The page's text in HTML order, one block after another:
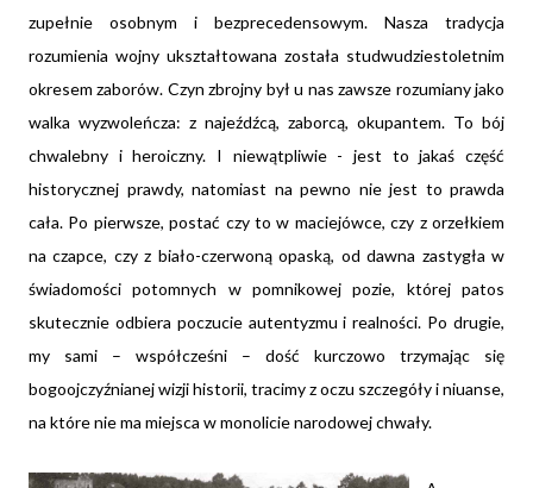
zupełnie osobnym i bezprecedensowym. Nasza tradycja
rozumienia wojny ukształtowana została studwudziestoletnim
okresem zaborów. Czyn zbrojny był u nas zawsze rozumiany jako
walka wyzwoleńcza: z najeźdźcą, zaborcą, okupantem. To bój
chwalebny i heroiczny. I niewątpliwie - jest to jakaś część
historycznej prawdy, natomiast na pewno nie jest to prawda
cała. Po pierwsze, postać czy to w maciejówce, czy z orzełkiem
na czapce, czy z biało-czerwoną opaską, od dawna zastygła w
świadomości potomnych w pomnikowej pozie, której patos
skutecznie odbiera poczucie autentyzmu i realności. Po drugie,
my sami – współcześni – dość kurczowo trzymając się
bogoojczyźnianej wizji historii, tracimy z oczu szczegóły i niuanse,
na które nie ma miejsca w monolicie narodowej chwały.